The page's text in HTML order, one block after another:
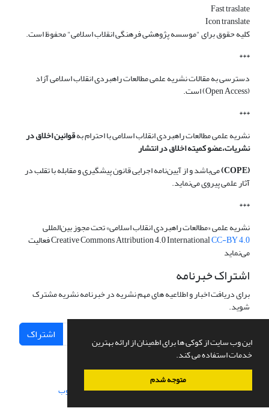
این وب سایت از کوکی ها برای اطمینان از ارائه بهترین
خدمات استفاده می کند.
متوجه شدم
Fast traslate
Icon translate
کلیه حقوق برای "موسسه پژوهشی فرهنگی انقلاب اسلامی" محفوظ است.
***
دسترسی به مقالات نشریه علمی مطالعات راهبردی انقلاب اسلامی آزاد
(Open Access) است.
***
نشریه علمی مطالعات راهبردی انقلاب اسلامی با احترام بهقوانین اخلاق در
نشریات،عضو کمیته اخلاق در انتشار
(COPE)
می‌باشد و از آیین‌نامه اجرایی قانون پیشگیری و مقابله با تقلب در
آثار علمی پیروی می‌نماید.
***
نشریه علمی «مطالعات راهبردی انقلاب اسلامی» تحت مجوز بین‌المللی
Creative Commons Attribution 4.0 InternationalCC-BY 4.0 فعالیت
می‌نماید
اشتراک خبرنامه
برای دریافت اخبار و اطلاعیه های مهم نشریه در خبرنامه نشریه مشترک
شوید.
اشتراک
سامانه مدیریت نشریات علمی.طراحی و پیاده سازی از سیناوب